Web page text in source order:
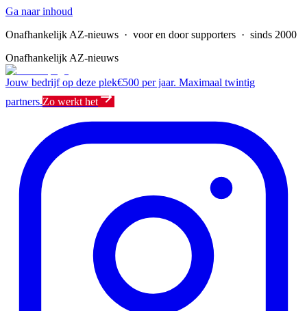
Ga naar inhoud
Onafhankelijk AZ-nieuws · voor en door supporters · sinds 2000
Onafhankelijk AZ-nieuws
Jouw bedrijf op deze plek€500 per jaar. Maximaal twintig
partners.Zo werkt het